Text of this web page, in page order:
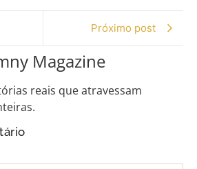
Próximo post
Magazine
reais que atravessam